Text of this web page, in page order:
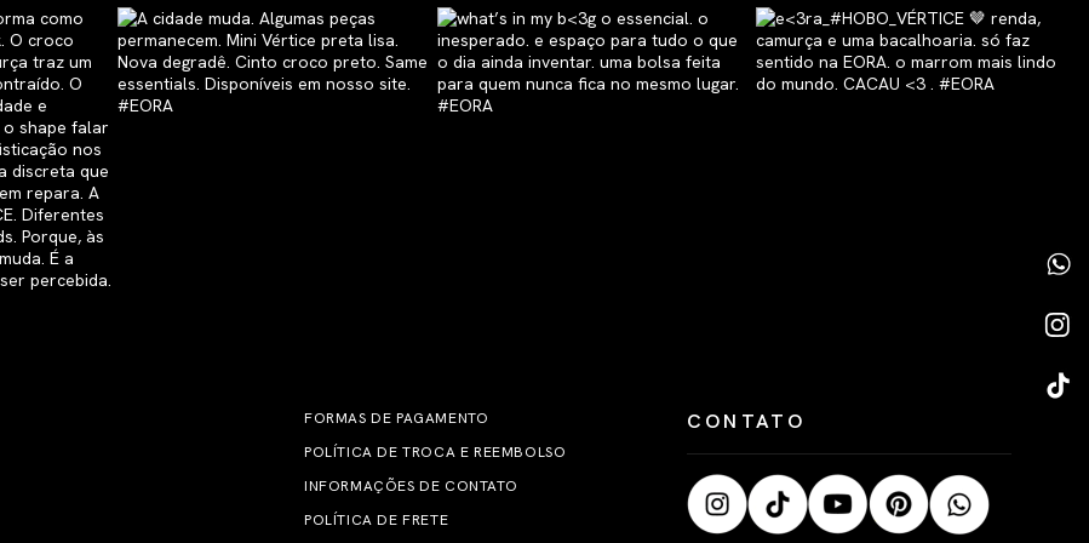
FORMAS DE PAGAMENTO
POLÍTICA DE TROCA E REEMBOLSO
INFORMAÇÕES DE CONTATO
POLÍTICA DE FRETE
CONTATO